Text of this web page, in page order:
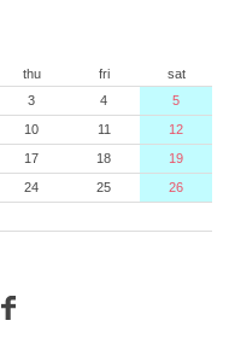
thu fri
sat
3 4
5
10 11
12
17 18
19
24 25
26